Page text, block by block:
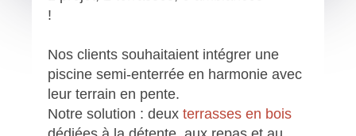
!
Nos clients souhaitaient intégrer une
piscine semi-enterrée en harmonie avec
leur terrain en pente.
Notre solution : deuxterrasses en bois